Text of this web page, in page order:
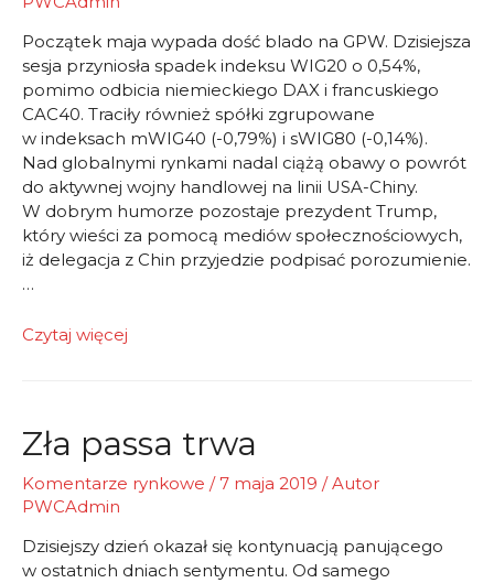
Początek maja wypada dość blado na GPW. Dzisiejsza
sesja przyniosła spadek indeksu WIG20 o 0,54%,
pomimo odbicia niemieckiego DAX i francuskiego
CAC40. Traciły również spółki zgrupowane
w indeksach mWIG40 (-0,79%) i sWIG80 (-0,14%).
Nad globalnymi rynkami nadal ciążą obawy o powrót
do aktywnej wojny handlowej na linii USA-Chiny.
W dobrym humorze pozostaje prezydent Trump,
który wieści za pomocą mediów społecznościowych,
iż delegacja z Chin przyjedzie podpisać porozumienie.
…
Nadzieja
wpływu
na
GPW
Czytaj więcej
Zła passa trwa
Komentarze rynkowe /7 maja 2019 / Autor
PWCAdmin
Dzisiejszy dzień okazał się kontynuacją panującego
w ostatnich dniach sentymentu. Od samego